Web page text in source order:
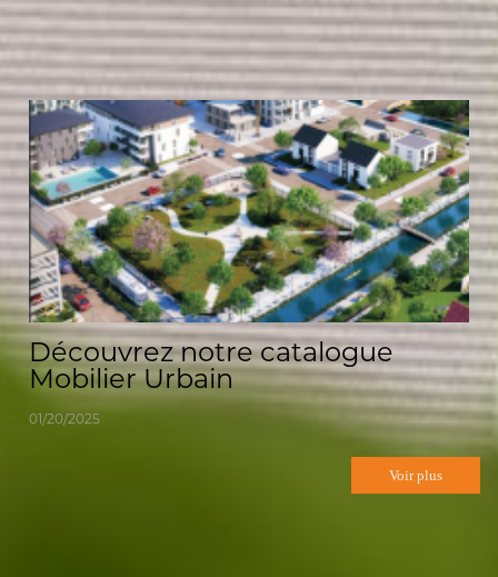
Actualités
Découvrez notre catalogue
Mobilier Urbain
01/20/2025
Voir plus